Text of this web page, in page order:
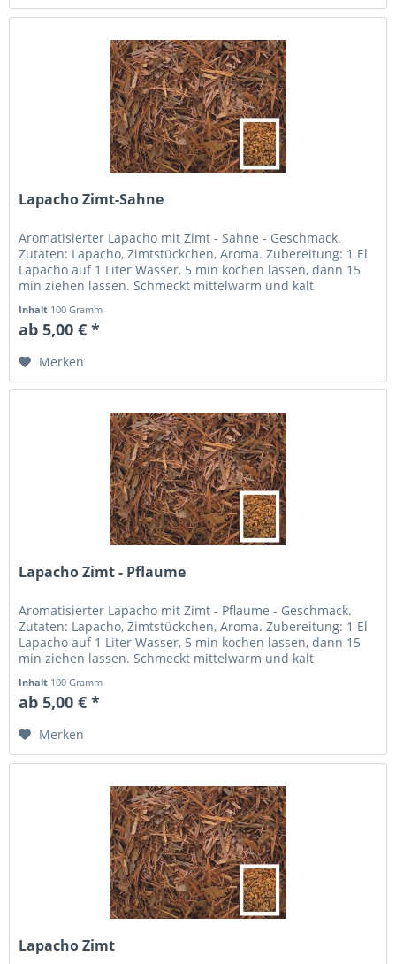
Lapacho Zimt-Sahne
Aromatisierter Lapacho mit Zimt - Sahne - Geschmack.
Zutaten: Lapacho, Zimtstückchen, Aroma. Zubereitung: 1 El
Lapacho auf 1 Liter Wasser, 5 min kochen lassen, dann 15
min ziehen lassen. Schmeckt mittelwarm und kalt
Inhalt 100 Gramm
ab 5,00 € *
Merken
Lapacho Zimt - Pflaume
Aromatisierter Lapacho mit Zimt - Pflaume - Geschmack.
Zutaten: Lapacho, Zimtstückchen, Aroma. Zubereitung: 1 El
Lapacho auf 1 Liter Wasser, 5 min kochen lassen, dann 15
min ziehen lassen. Schmeckt mittelwarm und kalt
Inhalt 100 Gramm
ab 5,00 € *
Merken
Lapacho Zimt